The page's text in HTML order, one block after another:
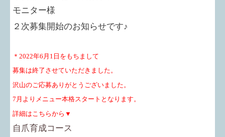
モニター様
２次募集開始のお知らせです♪
＊2022年6月1日をもちまして
募集は終了させていただきました。
沢山のご応募ありがとうございました。
7月よりメニュー本格スタートとなります。
詳細はこちらから▼
自爪育成コース